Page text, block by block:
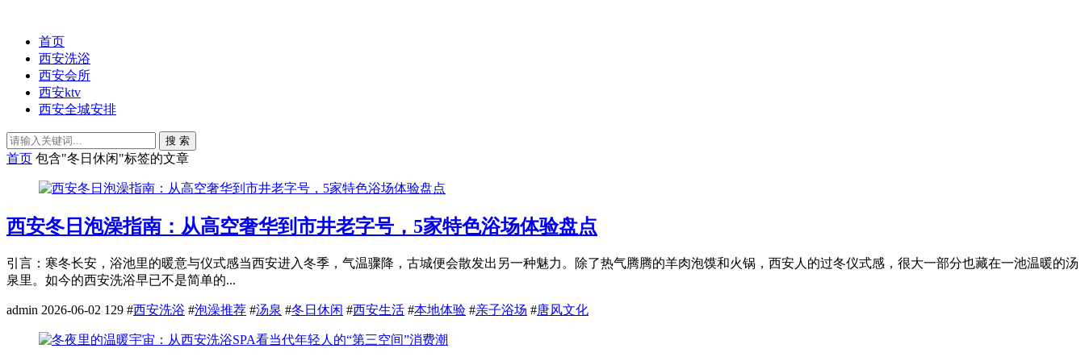
首页
西安洗浴
西安会所
西安ktv
西安全城安排
搜 索
首页 包含"冬日休闲"标签的文章
西安冬日泡澡指南：从高空奢华到市井老字号，5家特色浴场体验盘点
引言：寒冬长安，浴池里的暖意与仪式感当西安进入冬季，气温骤降，古城便会散发出另一种魅力。除了热气腾腾的羊肉泡馍和火锅，西安人的过冬仪式感，很大一部分也藏在一池温暖的汤
泉里。如今的西安洗浴早已不是简单的...
admin 2026-06-02 129 #西安洗浴 #泡澡推荐 #汤泉 #冬日休闲 #西安生活 #本地体验 #亲子浴场 #唐风文化